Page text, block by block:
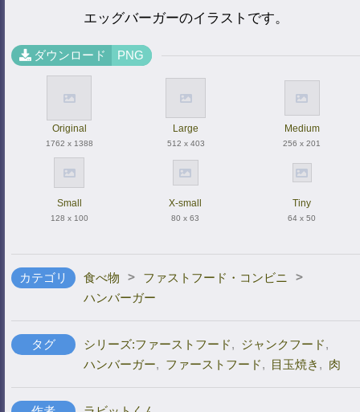
エッグバーガーのイラストです。
ダウンロード PNG
Original
1762 x 1388
Large
512 x 403
Medium
256 x 201
Small
128 x 100
X-small
80 x 63
Tiny
64 x 50
カテゴリ 食べ物 > ファストフード・コンビニ >
ハンバーガー
タグ シリーズ:ファーストフード, ジャンクフード,
ハンバーガー, ファーストフード, 目玉焼き , 肉